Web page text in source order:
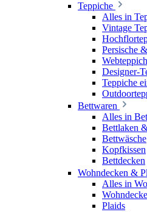
Teppiche
Alles in
Vintage
Persische
Designer-
Teppiche
Bettwaren
Alles in
Bettlaken
Bettwäsche
Kopfkissen
Bettdecken
Wohndecken &
Alles in
Plaids